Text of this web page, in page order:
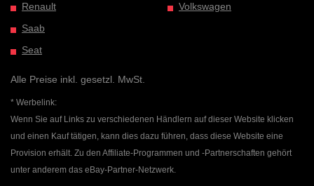
Renault
Saab
Seat
Volkswagen
Alle Preise inkl. gesetzl. MwSt.
* Werbelink:
Wenn Sie auf Links zu verschiedenen Händlern auf dieser Website klicken
und einen Kauf tätigen, kann dies dazu führen, dass diese Website eine
Provision erhält. Zu den Affiliate-Programmen und -Partnerschaften gehört
unter anderem das eBay-Partner-Netzwerk.